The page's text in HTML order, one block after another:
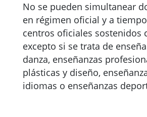
No se pueden simultanear
en régimen oficial y a
centros oficiales sostenidos
excepto si se trata de
danza, enseñanzas
plásticas y diseño,
idiomas o enseñanzas